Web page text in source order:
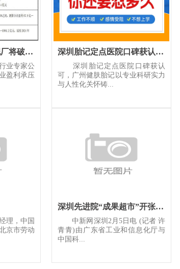
专家预测！60%水泥厂将破产退出！
业专家公
盈利承压
深圳胎记定点医院口碑获认可广州健肤胎记以专业科研实力与人性化
深圳胎记定点医院口碑获认
可，广州健肤胎记以专业科研实力
与人性化关怀铸...
，中国
京市劳动
深圳先进院“成果超市”开张 专家团队现场“摆摊”
中新网深圳2月5日电 (记者 许
青青)由广东省工业和信息化厅与
中国科...